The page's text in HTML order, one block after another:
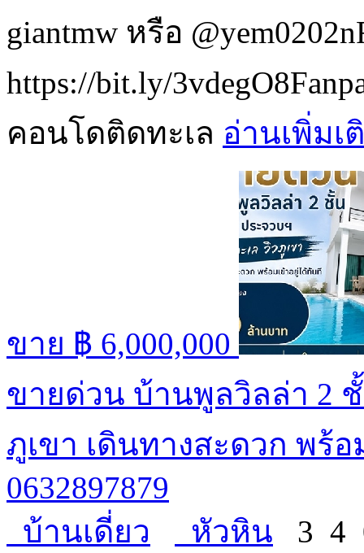
giantmw หรือ
https://bit.ly/
คอนโดติดทะเล อ่านเพิ่มเ
ขาย ฿ 6,000,000
ขายด่วน บ้านพูลวิลล่า 2
ภูเขา เดินทางสะดวก พร้
0632897879
บ้านเดี่ยว
หัวหิน 3 4